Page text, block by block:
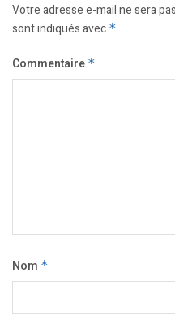
Votre adresse e-mail ne sera
sont indiqués avec *
Commentaire *
Nom *